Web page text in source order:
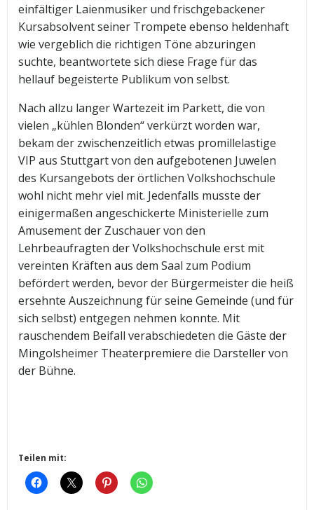
einfältiger Laienmusiker und frischgebackener
Kursabsolvent seiner Trompete ebenso heldenhaft
wie vergeblich die richtigen Töne abzuringen
suchte, beantwortete sich diese Frage für das
hellauf begeisterte Publikum von selbst.
Nach allzu langer Wartezeit im Parkett, die von
vielen „kühlen Blonden“ verkürzt worden war,
bekam der zwischenzeitlich etwas promillelastige
VIP aus Stuttgart von den aufgebotenen Juwelen
des Kursangebots der örtlichen Volkshochschule
wohl nicht mehr viel mit. Jedenfalls musste der
einigermaßen angeschickerte Ministerielle zum
Amusement der Zuschauer von den
Lehrbeaufragten der Volkshochschule erst mit
vereinten Kräften aus dem Saal zum Podium
befördert werden, bevor der Bürgermeister die heiß
ersehnte Auszeichnung für seine Gemeinde (und für
sich selbst) entgegen nehmen konnte. Mit
rauschendem Beifall verabschiedeten die Gäste der
Mingolsheimer Theaterpremiere die Darsteller von
der Bühne.
Teilen mit: